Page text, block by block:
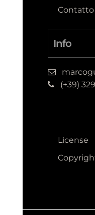
Contatto
Info
(+39)
License